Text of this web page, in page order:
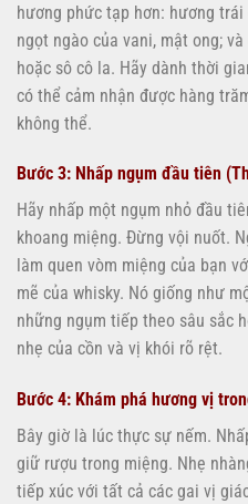
hương phức tạp hơn: hương
ngọt ngào của vani, mật ong;
hoặc sô cô la. Hãy dành thời
có thể cảm nhận được hàng
không thể.
Bước 3: Nhấp ngụm đầu tiên
Hãy nhấp một ngụm nhỏ đầu
khoang miệng. Đừng vội nuốt.
làm quen vòm miệng của bạn
mẽ của whisky. Nó giống như
những ngụm tiếp theo sâu sắc
nhẹ của cồn và vị khói rõ rệt.
Bước 4: Khám phá hương vị
Bây giờ là lúc thực sự nếm.
giữ rượu trong miệng. Nhẹ
tiếp xúc với tất cả các gai vị